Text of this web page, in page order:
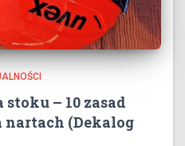
– 10 zasad
nartach (Dekalog